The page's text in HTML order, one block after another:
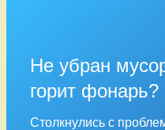
Не убран
горит фонарь?
Столкнулись с